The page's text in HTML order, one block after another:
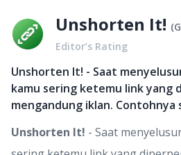
Unshorten It! (
Editor’s Rating
Unshorten It! - Saat
kamu sering ketemu link yang
mengandung iklan. Contohnya
Unshorten It! - Saat